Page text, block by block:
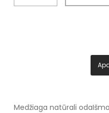
Medžiaga natūrali oda